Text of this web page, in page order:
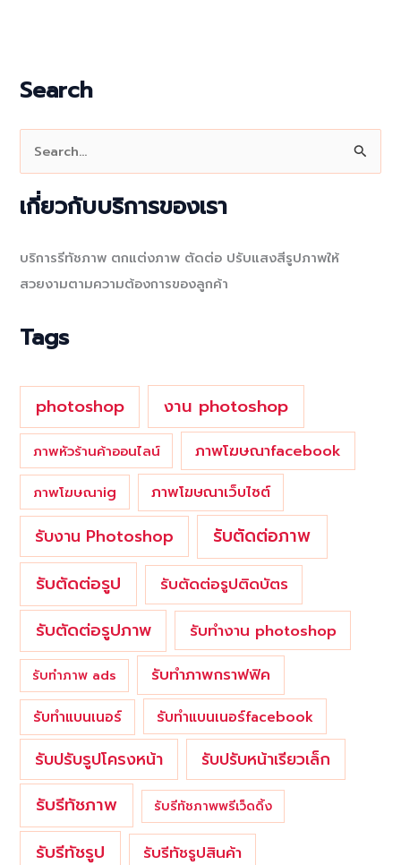
Search
r
เกี่ยวกับบริการของเรา
บริการรีทัชภาพ ตกแต่งภาพ ตัดต่อ ปรับแสงสีรูปภาพให้
สวยงามตามความต้องการของลูกค้า
Tags
photoshop งาน photoshop
ภาพหัวร้านค้าออนไลน์ ภาพโฆษณาfacebook
ภาพโฆษณาig ภาพโฆษณาเว็บไซต์
รับงาน Photoshop
รับตัดต่อภาพ
รับตัดต่อรูป
รับตัดต่อรูปติดบัตร
รับตัดต่อรูปภาพ รับทำงาน photoshop
รับทำภาพ ads รับทำภาพกราฟฟิค
รับทำแบนเนอร์ รับทำแบนเนอร์facebook
รับปรับรูปโครงหน้า รับปรับหน้าเรียวเล็ก
รับรีทัชภาพ รับรีทัชภาพพรีเว็ดดิ้ง
รับรีทัชรูป
รับรีทัชรูปสินค้า